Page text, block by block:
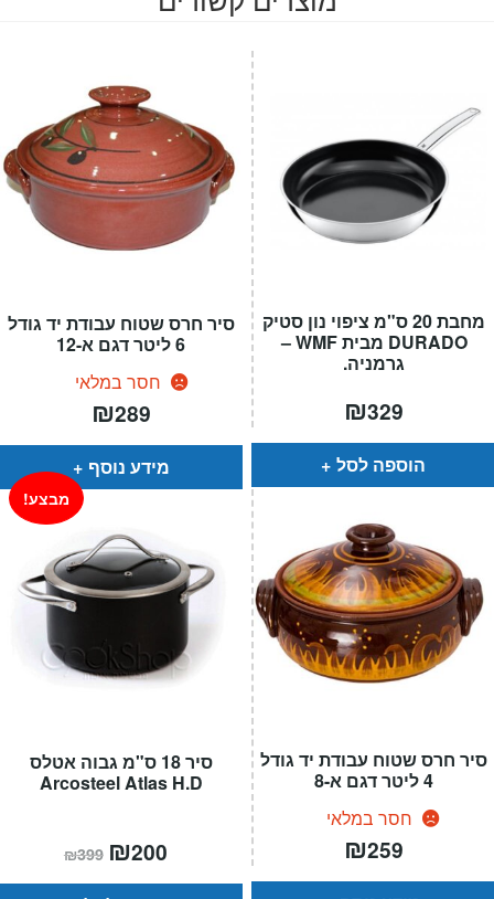
סיר חרס שטוח עבודת יד גודל
6 ליטר דגם א-12
חסר במלאי
₪289
מידע נוסף
מחבת 20 ס"מ ציפוי נון סטיק
DURADO מבית WMF –
גרמניה.
₪329
הוספה לסל
סיר 18 ס"מ גבוה אטלס
Arcosteel Atlas H.D
מבצע!
₪399 המחיר
המקורי
היה:
₪200
הוא:
סיר חרס שטוח עבודת יד גודל
4 ליטר דגם א-8
חסר במלאי
₪259